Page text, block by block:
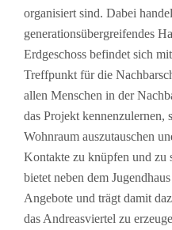
organisiert sind. Dabei
generationsübergreifendes
Erdgeschoss befindet sich
Treffpunkt für die
allen Menschen in der
das Projekt kennenzulernen,
Wohnraum auszutauschen
Kontakte zu knüpfen und zu
bietet neben dem
Angebote und trägt damit
das Andreasviertel zu